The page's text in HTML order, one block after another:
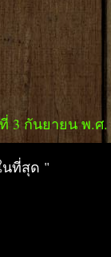
3 กันยายน พ.ศ.
นที่สุด "